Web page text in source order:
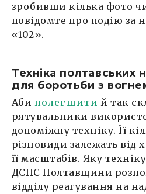
зробивши кілька фото
повідомте про подію за
«102».
Техніка полтавських
для боротьби з
Аби полегшити й так
рятувальники
допоміжну техніку. Її
різновиди залежать від
її масштабів. Яку
ДСНС Полтавщини
відділу реагування на